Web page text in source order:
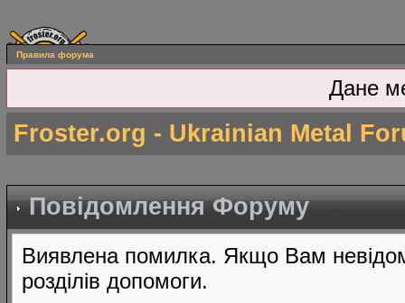
Правила форума
Дане
Froster.org - Ukrainian Metal
Повідомлення Форуму
Виявлена помилка. Якщо Вам
розділів допомоги.